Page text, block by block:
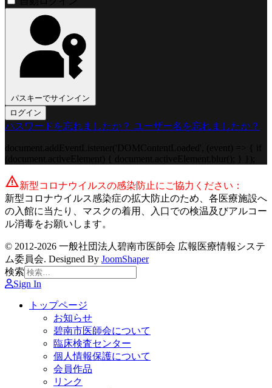
パスキーでサインイン
ログイン
パスワードを忘れましたか？ ユーザー名を忘れましたか？
warning新型コロナウイルスの感染防止にご協力ください：
新型コロナウイルス感染症の拡大防止のため、各医療施設へ
の入館に当たり、マスクの着用、入口での検温及びアルコー
ル消毒をお願いします。
© 2012-2026 一般社団法人碧南市医師会 広報医療情報システ
ム委員会. Designed By JoomShaper
検索
Sign In
トップページ
お知らせ
碧南市医師会について
臨床検査センター
個人情報保護について
会員作品
リンク